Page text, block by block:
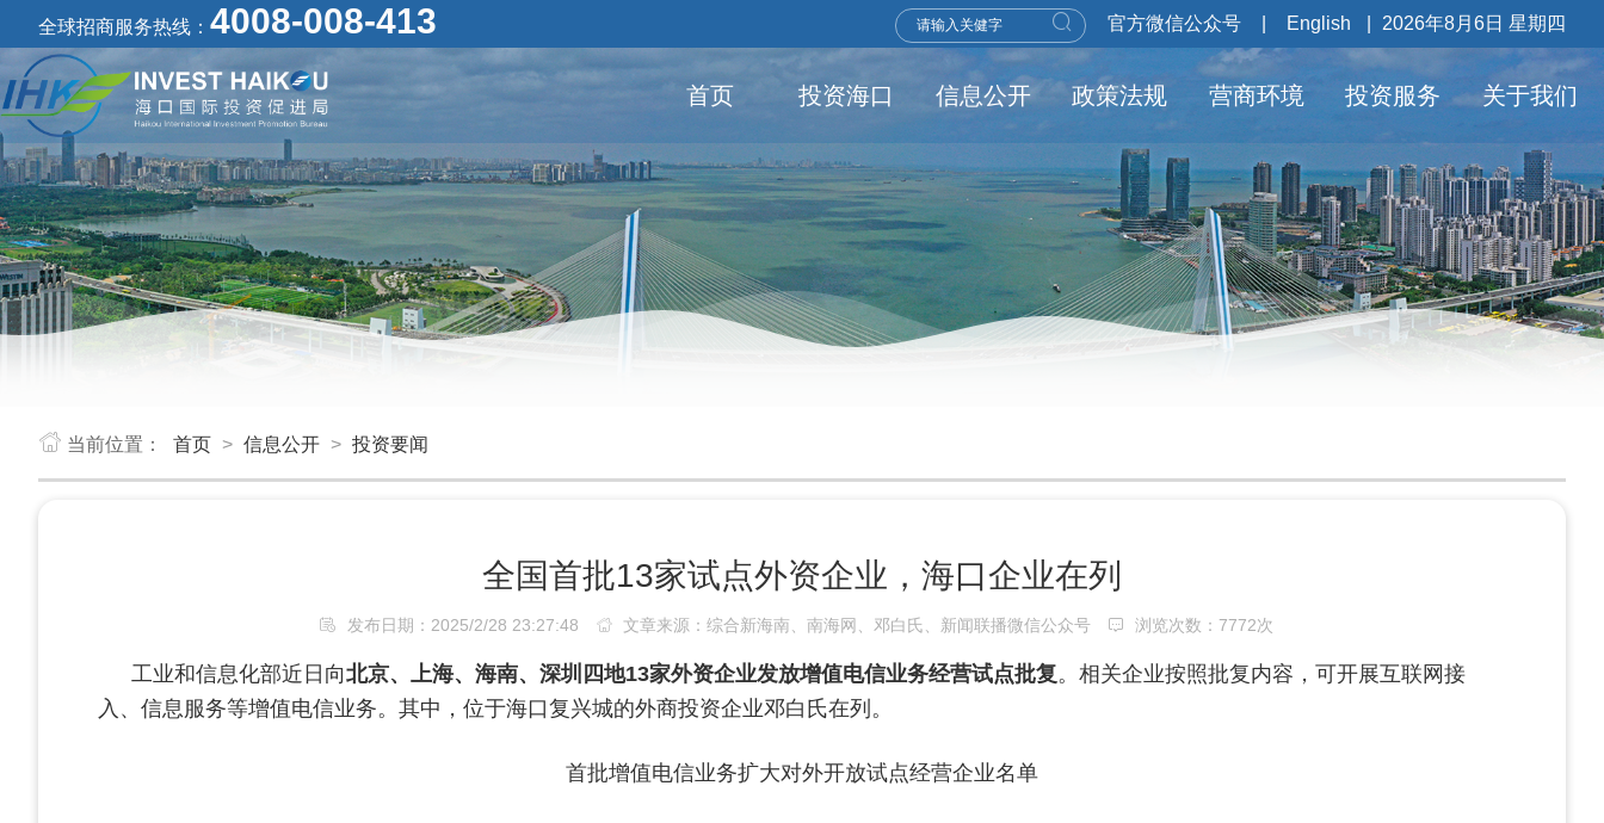
全球招商服务热线： 4008-008-413 官方微信公众号 English 2026年8月6日 星期四
首页 投资海口 信息公开 政策法规 营商环境 投资服务 关于我们
当前位置： 首页 > 信息公开 > 投资要闻
全国首批13家试点外资企业，海口企业在列
发布日期：2025/2/28 23:27:48 文章来源：综合新海南、南海网、邓白氏、新闻联播微信公众号 浏览次数： 7772次
工业和信息化部近日向北京、上海、海南、深圳四地13家外资企业发放增值电信业务经营试点批复。相关企业按照批复内容，可开展互联网接
入、信息服务等增值电信业务。其中，位于海口复兴城的外商投资企业邓白氏在列。
首批增值电信业务扩大对外开放试点经营企业名单